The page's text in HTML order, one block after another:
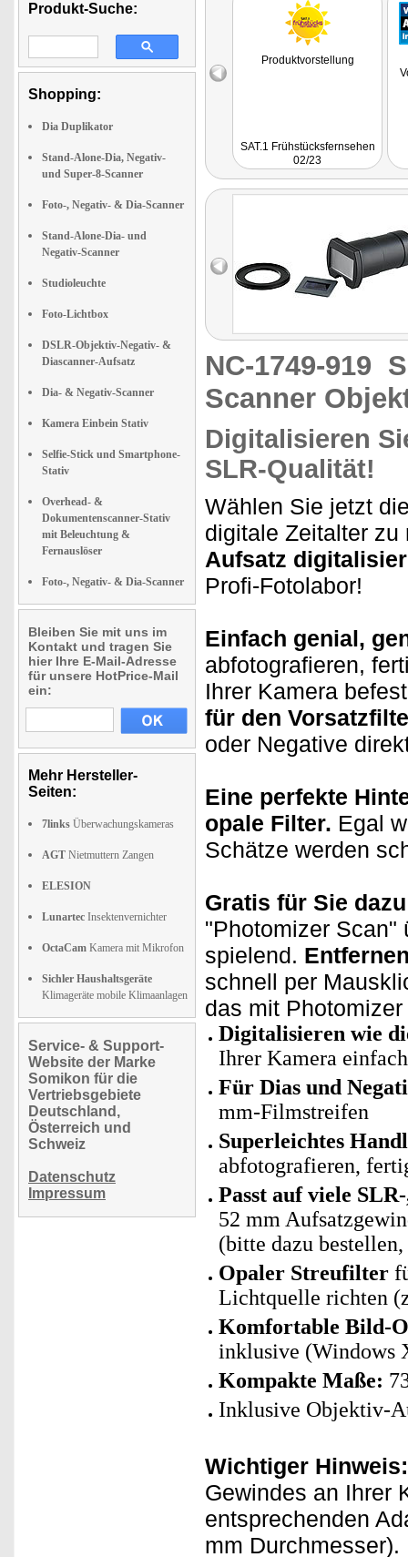
Produkt-Suche:
Shopping:
Dia Duplikator
Stand-Alone-Dia, Negativ-
und Super-8-Scanner
Foto-, Negativ- & Dia-Scanner
Stand-Alone-Dia- und
Negativ-Scanner
Studioleuchte
Foto-Lichtbox
DSLR-Objektiv-Negativ- &
Diascanner-Aufsatz
Dia- & Negativ-Scanner
Kamera Einbein Stativ
Selfie-Stick und Smartphone-
Stativ
Overhead- &
Dokumentenscanner-Stativ
mit Beleuchtung &
Fernauslöser
Foto-, Negativ- & Dia-Scanner
Bleiben Sie mit uns im
Kontakt und tragen Sie
hier Ihre E-Mail-Adresse
für unsere HotPrice-Mail
ein:
Mehr Hersteller-
Seiten:
7links Überwachungskameras
AGT Nietmuttern Zangen
ELESION
Lunartec Insektenvernichter
OctaCam Kamera mit Mikrofon
Sichler Haushaltsgeräte
Klimageräte mobile Klimaanlagen
Service- & Support-
Website der Marke
Somikon für die
Vertriebsgebiete
Deutschland,
Österreich und
Schweiz
Datenschutz
Impressum
Produktvorstellung
SAT.1 Frühstücksfernsehen
02/23
NC-1749-919
Scanner
Digitalisieren
SLR-Qualität!
Wählen Sie jetzt
digitale Zeitalter zu
Aufsatz
Profi-Fotolabor!
Einfach genial,
abfotografieren,
Ihrer Kamera
für den
oder Negative
Eine perfekte
opale Filter. Egal
Schätze werden
Gratis für Sie
"Photomizer Scan"
spielend.
schnell per
das mit
Digitalisieren wie
Ihrer Kamera
Für Dias und
mm-Filmstreifen
Superleichtes
abfotografieren,
Passt auf viele
52 mm
(bitte dazu
Opaler Streufilter
Lichtquelle richten
Komfortable Bild-
inklusive (Windows
Kompakte Maße:
Inklusive Objektiv-
Wichtiger Hinweis:
Gewindes an Ihrer
entsprechenden
mm